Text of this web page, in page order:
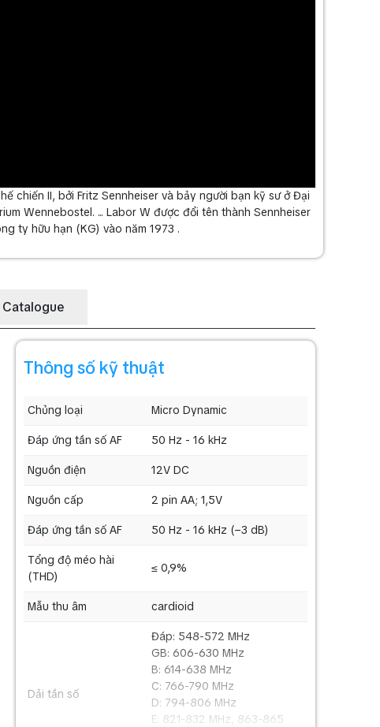
chiến II, bởi Fritz Sennheiser và bảy người bạn kỹ sư ở Đại
Wennebostel. ... Labor W được đổi tên thành Sennheiser
ty hữu hạn (KG) vào năm 1973 .
Thông số kỹ thuật
Chủng loại Micro Dynamic
Đáp ứng tần số AF 50 Hz - 16 kHz
Nguồn điện 12V DC
Nguồn cấp 2 pin AA; 1,5V
Đáp ứng tần số AF 50 Hz - 16 kHz (–3 dB)
Tổng độ méo hài
(THD)
≤ 0,9%
Mẫu thu âm cardioid
Dải tần số
Đáp: 548-572 MHz
GB: 606-630 MHz
B: 614-638 MHz
C: 766-790 MHz
D: 794-806 MHz
E: 821-832 MHz, 863-865